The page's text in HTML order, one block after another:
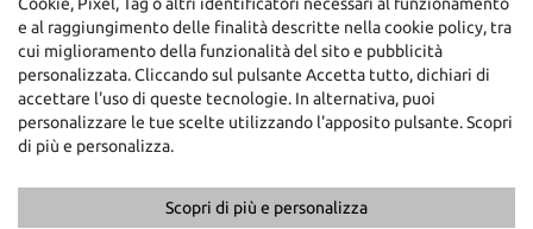
Copyright © 2026 GestionaleAuto.com S.r.l., Tutti i diritti riservati -
e al raggiungimento delle finalità descritte nella cookie policy, tra
cui miglioramento della funzionalità del sito e pubblicità
personalizzata. Cliccando sul pulsante Accetta tutto, dichiari di
accettare l'uso di queste tecnologie. In alternativa, puoi
personalizzare le tue scelte utilizzando l'apposito pulsante. Scopri
di più e personalizza.
Scopri di più e personalizza